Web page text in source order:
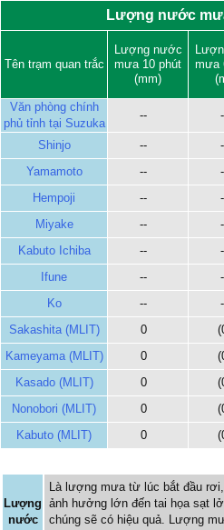
Lượng nước
Tên trạm quan trắc
Lượng nước
mưa 10 phút
(mm)
mưa
Văn phòng chính
phủ tỉnh tại Suzuka
--
Shinjo --
Yamamoto
--
Hempoji
--
Miyake
--
Kabuto Ichiba
--
Ifune
--
Ko
--
Sakashita (MLIT)
0
Kameyama (MLIT)
0
Kasado (MLIT)
0
Nonobori (MLIT)
0
Kabuto (MLIT)
0
Lượng
nước
Là lượng mưa từ lúc bắt đầu
ảnh hưởng lớn đến tai họa sạt
chúng sẽ có hiệu quả. Lượng